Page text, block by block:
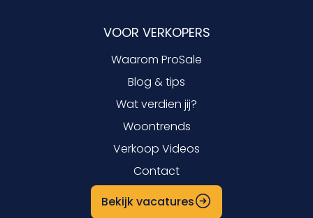
VOOR VERKOPERS
Waarom ProSale
Blog & tips
Wat verdien jij?
Woontrends
Verkoop Videos
Contact
Bekijk vacatures